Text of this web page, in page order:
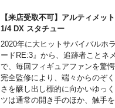
FBI ID
タイプライター
インクリボン
箱入り9mm 弾 / ハンドガンの弾
フィギュアスタンド
合がございます。またパッケー
やダメージがある場合もございま
【来店受取不可】アルティメッ
1/4 DX スタチュー
2020年に大ヒットサバイバルホ
ードRE:3』から、追跡者ことネ
で、毎回フィギュアファンを驚
完全監修により、端々からのぞ
さを醸し出し標的に向かいゆっ
ツは通常の開き手のほか、触手